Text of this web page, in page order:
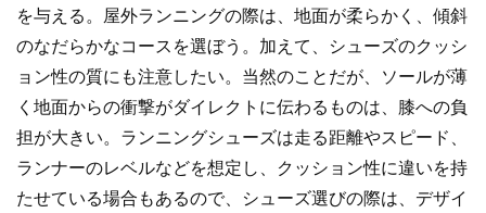
を与える。屋外ランニングの際は、地面が柔らかく、傾斜
のなだらかなコースを選ぼう。加えて、シューズのクッシ
ョン性の質にも注意したい。当然のことだが、ソールが薄
く地面からの衝撃がダイレクトに伝わるものは、膝への負
担が大きい。ランニングシューズは走る距離やスピード、
ランナーのレベルなどを想定し、クッション性に違いを持
たせている場合もあるので、シューズ選びの際は、デザイ